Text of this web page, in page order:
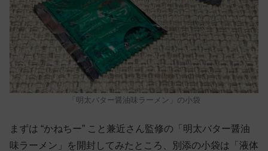
「明太バター醤油味ラーメン」の小袋
まずは “かねちー” こと兼近さん監修の「明太バター醤油
味ラーメン」を開封してみたところ、別添の小袋は「液体